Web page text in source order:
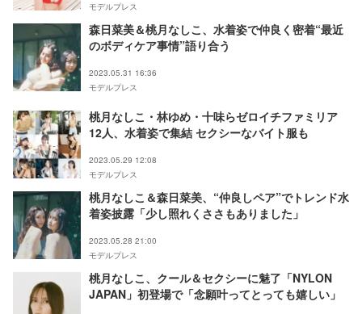
モデルプレス
森日菜美＆桃月なしこ、水着姿で仲良く密着“最近
のボディケア事情”語り合う
2023.05.31 16:36
モデルプレス
桃月なしこ・林ゆめ・十味らゼロイチファミリア
12人、水着姿で集結 セクシーなバイト服も
2023.05.29 12:08
モデルプレス
桃月なしこ＆森日菜美、“仲良しペア”でトレンド水
着姿披露「少し照れくささもありました」
2023.05.28 21:00
モデルプレス
桃月なしこ、クール＆セクシーに魅了「NYLON
JAPAN」初登場で「念願叶ってとっても嬉しい」